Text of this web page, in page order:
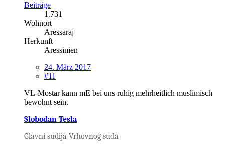
Beiträge
1.731
Wohnort
Aressaraj
Herkunft
Aressinien
24. März 2017
#11
VL-Mostar kann mE bei uns ruhig mehrheitlich muslimisch
bewohnt sein.
Slobodan Tesla
Glavni sudija Vrhovnog suda